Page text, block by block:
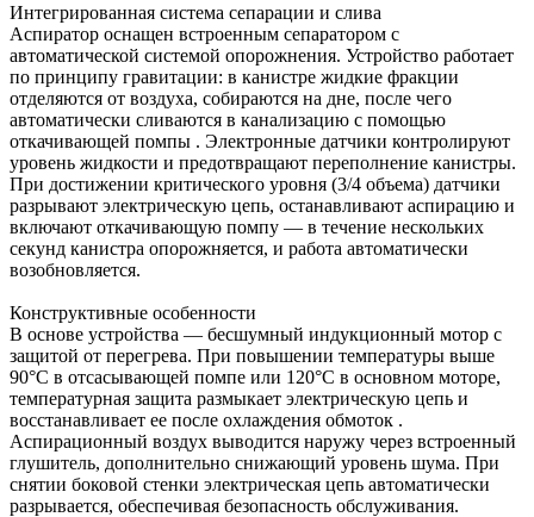
Интегрированная система сепарации и слива
Аспиратор оснащен встроенным сепаратором с
автоматической системой опорожнения. Устройство работает
по принципу гравитации: в канистре жидкие фракции
отделяются от воздуха, собираются на дне, после чего
автоматически сливаются в канализацию с помощью
откачивающей помпы . Электронные датчики контролируют
уровень жидкости и предотвращают переполнение канистры.
При достижении критического уровня (3/4 объема) датчики
разрывают электрическую цепь, останавливают аспирацию и
включают откачивающую помпу — в течение нескольких
секунд канистра опорожняется, и работа автоматически
возобновляется.
Конструктивные особенности
В основе устройства — бесшумный индукционный мотор с
защитой от перегрева. При повышении температуры выше
90°С в отсасывающей помпе или 120°С в основном моторе,
температурная защита размыкает электрическую цепь и
восстанавливает ее после охлаждения обмоток .
Аспирационный воздух выводится наружу через встроенный
глушитель, дополнительно снижающий уровень шума. При
снятии боковой стенки электрическая цепь автоматически
разрывается, обеспечивая безопасность обслуживания.